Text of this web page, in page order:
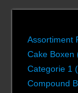
Assortiment
Cake Boxen
Categorie 1
Compound